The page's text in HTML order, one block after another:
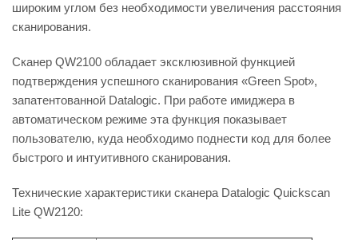
широким углом без необходимости увеличения расстояния
сканирования.
Сканер QW2100 обладает эксклюзивной функцией
подтверждения успешного сканирования «Green Spot»,
запатентованной Datalogic. При работе имиджера в
автоматическом режиме эта функция показывает
пользователю, куда необходимо поднести код для более
быстрого и интуитивного сканирования.
Технические характеристики сканера Datalogic Quickscan
Lite QW2120: